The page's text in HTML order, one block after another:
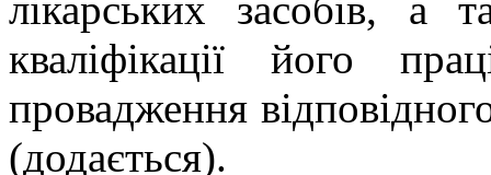
кваліфікації його
провадження
(додається).